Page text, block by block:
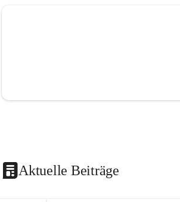
Aktuelle Beiträge